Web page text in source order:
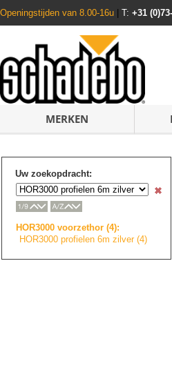
Openingstijden van 8.00-16u T: +31
MERKEN
Uw zoekopdracht:
HOR3000 voorzethor (4):
HOR3000 profielen 6m zilver (4)